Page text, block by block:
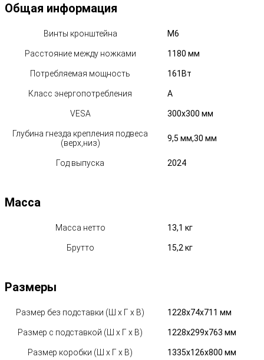
Общая информация
Винты кронштейна M6
Расстояние между ножками 1180 мм
Потребляемая мощность 161Вт
Класс энергопотребления A
VESA 300х300 мм
Глубина гнезда крепления подвеса
(верх,низ)
9,5 мм,30 мм
Год выпуска 2024
Масса
Масса нетто 13,1 кг
Брутто 15,2 кг
Размеры
Размер без подставки (Ш х Г х В) 1228x74x711 мм
Размер с подставкой (Ш х Г х В) 1228x299x763 мм
Размер коробки (Ш х Г х В) 1335x126x800 мм